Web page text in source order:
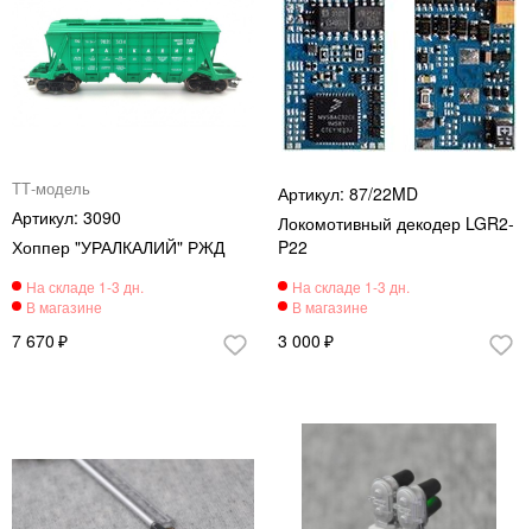
ТТ-модель
3090
Хоппер "УРАЛКАЛИЙ" РЖД
7 670
87/22MD
Локомотивный декодер LGR2-
P22
3 000